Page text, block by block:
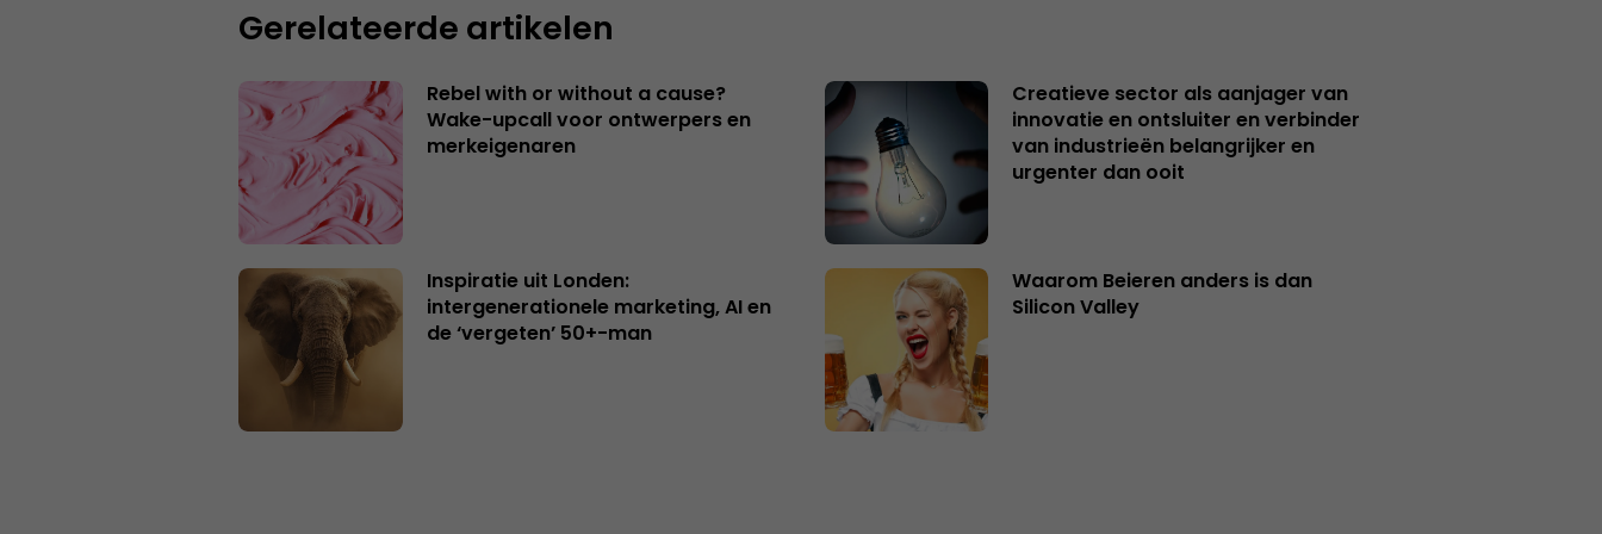
Gerelateerde artikelen
Rebel with or without a cause?
Wake-upcall voor ontwerpers en
merkeigenaren
Creatieve sector als aanjager van
innovatie en ontsluiter en verbinder
van industrieën belangrijker en
urgenter dan ooit
Inspiratie uit Londen:
intergenerationele marketing, AI en
de ‘vergeten’ 50+-man
Waarom Beieren anders is dan
Silicon Valley